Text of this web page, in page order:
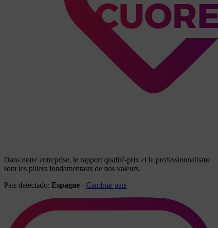
Dans notre entreprise, le rapport qualité-prix et le professionnalisme
sont les piliers fondamentaux de nos valeurs.
País detectado: Espagne · Cambiar país